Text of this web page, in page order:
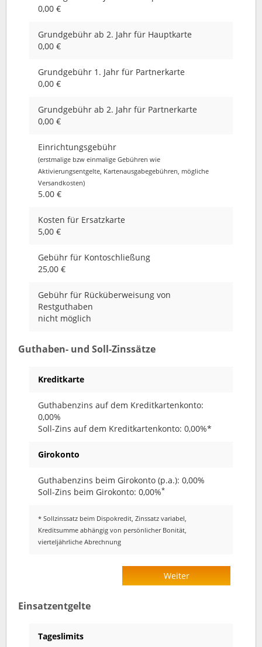
0,00 €
Grundgebühr ab 2. Jahr für Hauptkarte
0,00 €
Grundgebühr 1. Jahr für Partnerkarte
0,00 €
Grundgebühr ab 2. Jahr für Partnerkarte
0,00 €
Einrichtungsgebühr
(erstmalige bzw einmalige Gebühren wie
Aktivierungsentgelte, Kartenausgabegebühren, mögliche
Versandkosten)
5.00 €
Kosten für Ersatzkarte
5,00 €
Gebühr für Kontoschließung
25,00 €
Gebühr für Rücküberweisung von
Restguthaben
nicht möglich
Guthaben- und Soll-Zinssätze
Kreditkarte
Guthabenzins auf dem Kreditkartenkonto:
0,00%
Soll-Zins auf dem Kreditkartenkonto: 0,00%*
Girokonto
Guthabenzins beim Girokonto (p.a.): 0,00%
Soll-Zins beim Girokonto: 0,00%*
* Sollzinssatz beim Dispokredit, Zinssatz variabel,
Kreditsumme abhängig von persönlicher Bonität,
vierteljährliche Abrechnung
Weiter
Einsatzentgelte
Tageslimits